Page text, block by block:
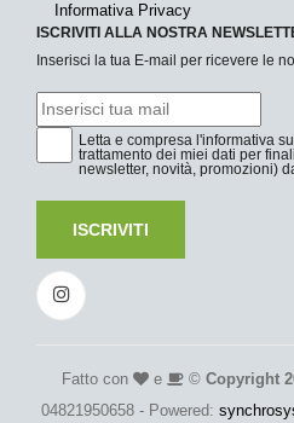
Informativa Privacy
ISCRIVITI ALLA NOSTRA
Inserisci la tua E-mail per ricevere le
Letta e compresa l'informativa
trattamento dei miei dati per
newsletter, novità, promozioni)
ISCRIVITI
Fatto con e © Copyright
04821950658 - Powered: